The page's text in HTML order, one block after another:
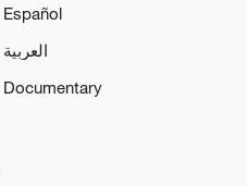
Español
العربية
Documentary